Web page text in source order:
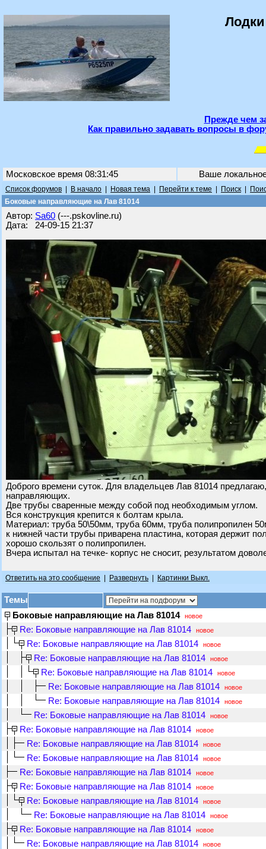
Прежде чем
Как правильно задавать вопросы в
Московское время 08:31:45 Ваше
Список форумов В начало Новая тема Перейти к теме Поиск
Боковые направляющие на Лав 81014
Автор: Sa60 (---.pskovline.ru)
Дата: 24-09-15 21:37
Доброго времени суток. Для владельцев Лав 81014
направляющих.
Две трубы сваренные между собой под необходимым углом.
Вся конструкция крепится к болтам крыла.
Материал: труба 50\50мм, труба 60мм, труба полипропилен
к нижней части трубы приварена пластина, которая держит
хорошо скользят о полипропилен.
Вчера испытал на течке- корпус не сносит, результатом
Ответить на это сообщение Развернуть Картинки Выкл.
Темы
Боковые направляющие на Лав 81014
новое
Re: Боковые направляющие на Лав 81014 новое
Re: Боковые направляющие на Лав 81014 новое
Re: Боковые направляющие на Лав 81014 новое
Re: Боковые направляющие на Лав 81014 новое
Re: Боковые направляющие на Лав 81014 новое
Re: Боковые направляющие на Лав 81014 новое
Re: Боковые направляющие на Лав 81014 новое
Re: Боковые направляющие на Лав 81014 новое
Re: Боковые направляющие на Лав 81014 новое
Re: Боковые направляющие на Лав 81014 новое
Re: Боковые направляющие на Лав 81014 новое
Re: Боковые направляющие на Лав 81014 новое
Re: Боковые направляющие на Лав 81014 новое
Re: Боковые направляющие на Лав 81014 новое
Re: Боковые направляющие на Лав 81014 новое
Re: Боковые направляющие на Лав 81014 новое